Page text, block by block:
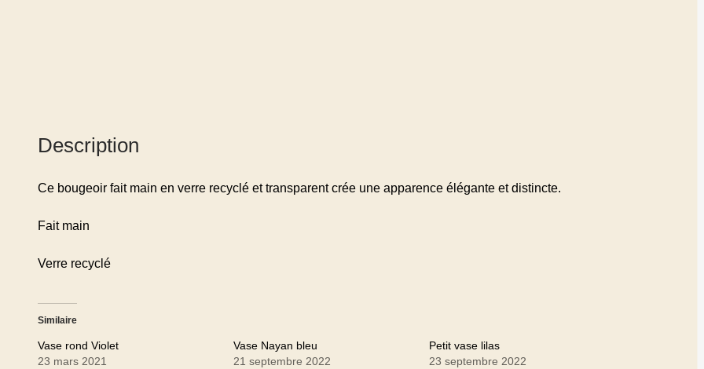
Description
Ce bougeoir fait main en verre recyclé et transparent crée une apparence élégante et distincte.
Fait main
Verre recyclé
Similaire
Vase rond Violet
23 mars 2021
Vase Nayan bleu
21 septembre 2022
Petit vase lilas
23 septembre 2022